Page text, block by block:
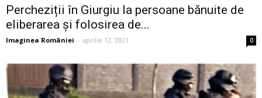
Percheziții în Giurgiu la persoane bănuite de
eliberarea și folosirea de...
Imaginea României - aprilie 12, 2021 0